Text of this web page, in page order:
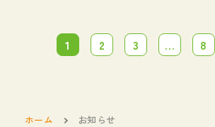
1 2 3 … 8
ホーム お知らせ